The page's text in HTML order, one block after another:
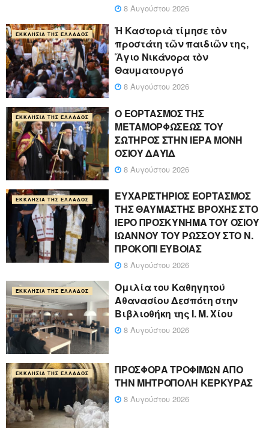
8 Αυγούστου 2026
ΕΚΚΛΗΣΊΑ ΤΗΣ ΕΛΛΆΔΟΣ
Ἡ Καστοριὰ τίμησε τὸν
προστάτη τῶν παιδιῶν της,
Ἅγιο Νικάνορα τὸν
Θαυματουργό
8 Αυγούστου 2026
ΕΚΚΛΗΣΊΑ ΤΗΣ ΕΛΛΆΔΟΣ
Ο ΕΟΡΤΑΣΜΟΣ ΤΗΣ
ΜΕΤΑΜΟΡΦΩΣΕΩΣ ΤΟΥ
ΣΩΤΗΡΟΣ ΣΤΗΝ ΙΕΡΑ ΜΟΝΗ
ΟΣΙΟΥ ΔΑΥΪΔ
8 Αυγούστου 2026
ΕΚΚΛΗΣΊΑ ΤΗΣ ΕΛΛΆΔΟΣ
ΕΥΧΑΡΙΣΤΗΡΙΟΣ ΕΟΡΤΑΣΜΟΣ
ΤΗΣ ΘΑΥΜΑΣΤΗΣ ΒΡΟΧΗΣ ΣΤΟ
ΙΕΡΟ ΠΡΟΣΚΥΝΗΜΑ ΤΟΥ ΟΣΙΟΥ
ΙΩΑΝΝΟΥ ΤΟΥ ΡΩΣΣΟΥ ΣΤΟ Ν.
ΠΡΟΚΟΠΙ ΕΥΒΟΙΑΣ
8 Αυγούστου 2026
ΕΚΚΛΗΣΊΑ ΤΗΣ ΕΛΛΆΔΟΣ
Ομιλία του Καθηγητού
Αθανασίου Δεσπότη στην
Βιβλιοθήκη της Ι. Μ. Χίου
8 Αυγούστου 2026
ΕΚΚΛΗΣΊΑ ΤΗΣ ΕΛΛΆΔΟΣ
ΠΡΟΣΦΟΡΑ ΤΡΟΦΙΜΩΝ ΑΠΟ
ΤΗΝ ΜΗΤΡΟΠΟΛΗ ΚΕΡΚΥΡΑΣ
8 Αυγούστου 2026